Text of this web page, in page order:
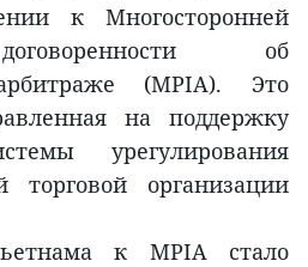
к Многосторонней
об
(MPIA). Это
на поддержку
урегулирования
торговой организации
к MPIA стало